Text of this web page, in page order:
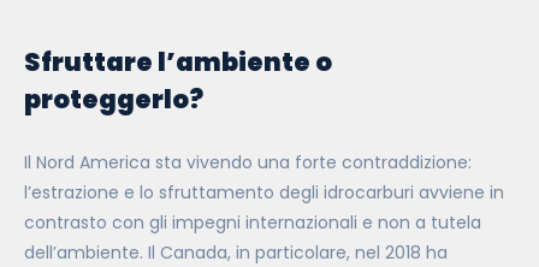
Sfruttare l’ambiente o
proteggerlo?
Il Nord America sta vivendo una forte contraddizione:
l’estrazione e lo sfruttamento degli idrocarburi avviene in
contrasto con gli impegni internazionali e non a tutela
dell’ambiente. Il Canada, in particolare, nel 2018 ha